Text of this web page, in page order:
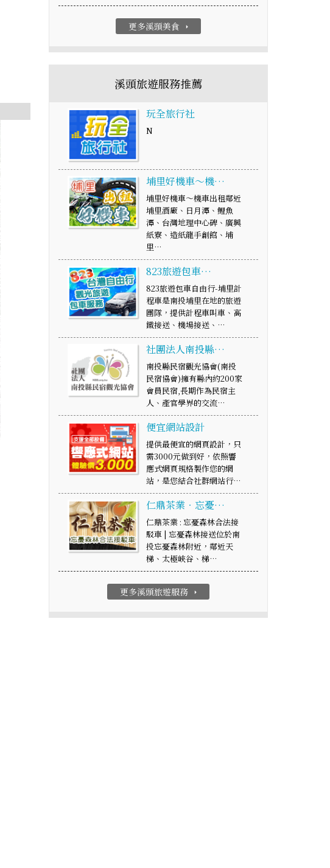
更多溪頭美食 arrow_right
溪頭旅遊服務推薦
玩全旅行社
N
埔里好機車～機…
埔里好機車～機車出租鄰近
埔里酒廠、日月潭、鯉魚
潭、台灣地理中心碑、廣興
紙寮、造紙龍手創館、埔
里…
823旅遊包車…
823旅遊包車自由行-埔里計
程車是南投埔里在地的旅遊
團隊，提供計程車叫車、高
鐵接送、機場接送、…
社團法人南投縣…
南投縣民宿觀光協會(南投
民宿協會)擁有縣內約200家
會員民宿,長期作為民宿主
人、產官學界的交流…
便宜網站設計
提供最便宜的網頁設計，只
需3000元做到好，依照響
應式網頁規格製作您的網
站，是您結合社群網站行…
仁鼎茶業‧忘憂…
仁鼎茶業 : 忘憂森林合法接
駁車 | 忘憂森林接送位於南
投忘憂森林附近，鄰近天
梯、太極峽谷、梯…
更多溪頭旅遊服務 arrow_right